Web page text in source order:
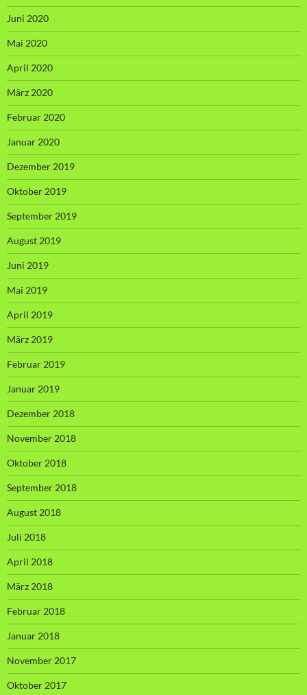
Juni 2020
Mai 2020
April 2020
März 2020
Februar 2020
Januar 2020
Dezember 2019
Oktober 2019
September 2019
August 2019
Juni 2019
Mai 2019
April 2019
März 2019
Februar 2019
Januar 2019
Dezember 2018
November 2018
Oktober 2018
September 2018
August 2018
Juli 2018
April 2018
März 2018
Februar 2018
Januar 2018
November 2017
Oktober 2017